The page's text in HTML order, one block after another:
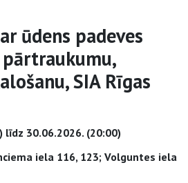
ūdens padeves
SIA Rīgas
līdz 30.06.2026. (20:00)
iela 116, 123; Volguntes iela